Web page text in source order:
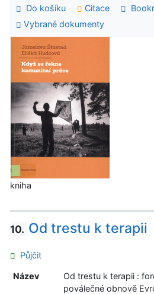
Do košíku Citace
Vybrané dokumenty
kniha
10. Od trestu k terapii
Půjčit
Název
Od trestu k terapii :
poválečné obnově